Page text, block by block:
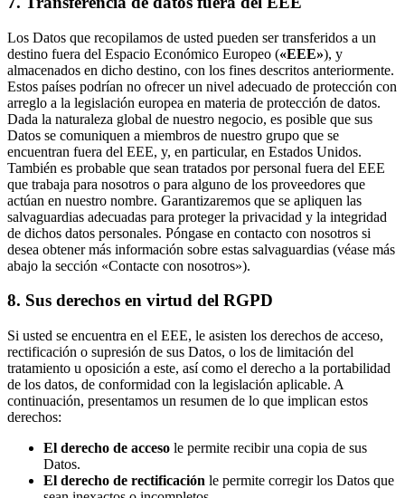
Los Datos que recopilamos de usted pueden ser transferidos a un
destino fuera del Espacio Económico Europeo («EEE»), y
almacenados en dicho destino, con los fines descritos anteriormente.
Estos países podrían no ofrecer un nivel adecuado de protección con
arreglo a la legislación europea en materia de protección de datos.
Dada la naturaleza global de nuestro negocio, es posible que sus
Datos se comuniquen a miembros de nuestro grupo que se
encuentran fuera del EEE, y, en particular, en Estados Unidos.
También es probable que sean tratados por personal fuera del EEE
que trabaja para nosotros o para alguno de los proveedores que
actúan en nuestro nombre. Garantizaremos que se apliquen las
salvaguardias adecuadas para proteger la privacidad y la integridad
de dichos datos personales. Póngase en contacto con nosotros si
desea obtener más información sobre estas salvaguardias (véase más
abajo la sección «Contacte con nosotros»).
8. Sus derechos en virtud del RGPD
Si usted se encuentra en el EEE, le asisten los derechos de acceso,
rectificación o supresión de sus Datos, o los de limitación del
tratamiento u oposición a este, así como el derecho a la portabilidad
de los datos, de conformidad con la legislación aplicable. A
continuación, presentamos un resumen de lo que implican estos
derechos:
El derecho de acceso le permite recibir una copia de sus
Datos.
El derecho de rectificación le permite corregir los Datos que